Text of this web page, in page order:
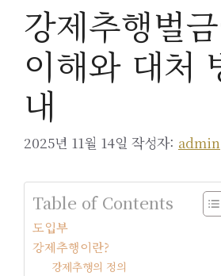
강제추행벌
이해와 대처
내
2025년 11월 14일 작성자: admin
Table of Contents
도입부
강제추행이란?
강제추행의 정의